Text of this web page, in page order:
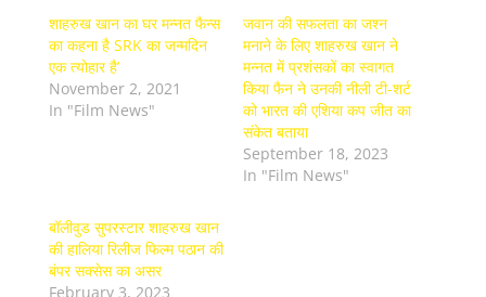
शाहरुख खान का घर मन्नत फैन्स
का कहना है SRK का जन्मदिन
एक त्योहार है’
November 2, 2021
In "Film News"
जवान की सफलता का जश्न
मनाने के लिए शाहरुख खान ने
मन्नत में प्रशंसकों का स्वागत
किया फैन ने उनकी नीली टी-शर्ट
को भारत की एशिया कप जीत का
संकेत बताया
September 18, 2023
In "Film News"
बॉलीवुड सुपरस्टार शाहरुख खान
की हालिया रिलीज फिल्म पठान की
बंपर सक्सेस का असर
February 3, 2023